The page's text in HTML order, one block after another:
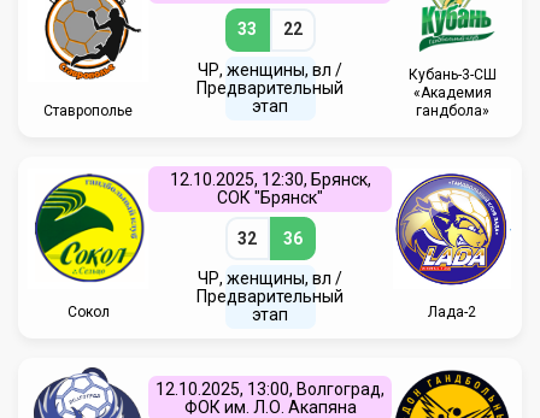
Ставрополье
33 22
ЧР, женщины, вл /
Предварительный
этап
Кубань-3-СШ
«Академия
гандбола»
Сокол
12.10.2025, 12:30, Брянск,
СОК "Брянск"
32 36
ЧР, женщины, вл /
Предварительный
этап
Лада-2
12.10.2025, 13:00, Волгоград,
ФОК им. Л.О. Акапяна